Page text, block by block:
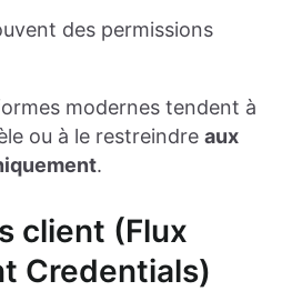
des permissions
modernes tendent à
ou à le restreindre aux
.
client (Flux
Credentials)